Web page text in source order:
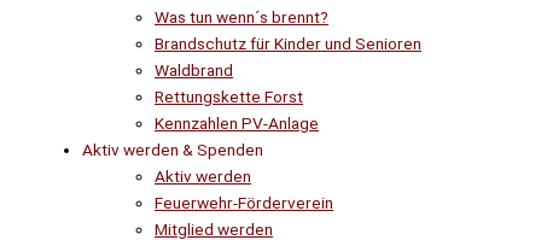
Was tun wenn´s brennt?
Brandschutz für Kinder und Senioren
Waldbrand
Rettungskette Forst
Kennzahlen PV-Anlage
Aktiv werden & Spenden
Aktiv werden
Feuerwehr-Förderverein
Mitglied werden